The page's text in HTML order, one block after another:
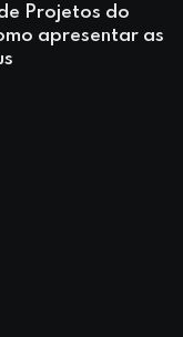
Projetos do
apresentar as